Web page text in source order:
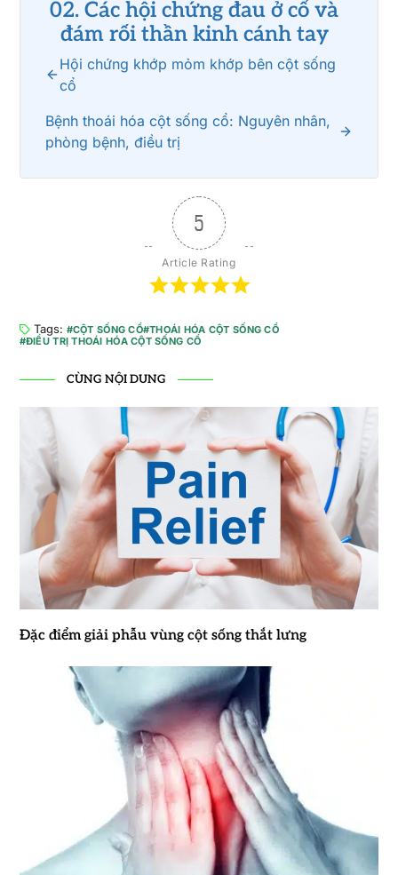
02. Các hội chứng đau ở cổ và
đám rối thần kinh cánh tay
Hội chứng khớp mỏm khớp bên cột sống
cổ
Bệnh thoái hóa cột sống cổ: Nguyên nhân,
phòng bệnh, điều trị
5
Article Rating
Tags: CỘT SỐNG CỔ THOÁI HÓA CỘT SỐNG CỔ
ĐIỀU TRỊ THOÁI HÓA CỘT SỐNG CỔ
CÙNG NỘI DUNG
Đặc điểm giải phẫu vùng cột sống thắt lưng